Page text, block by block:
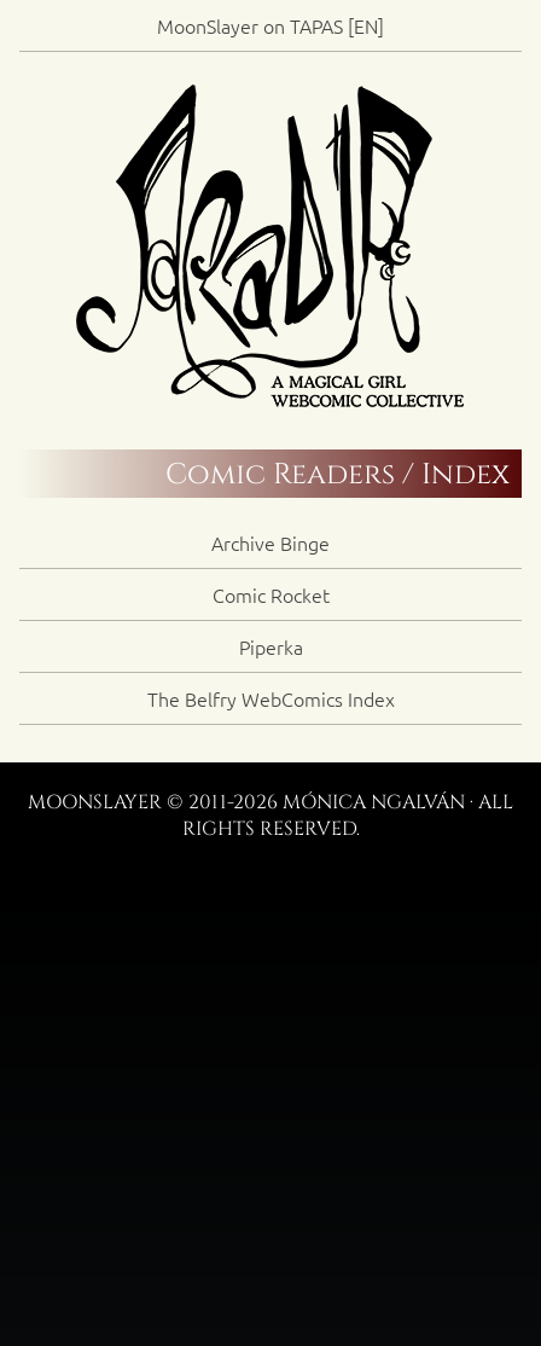
MoonSlayer on TAPAS [EN]
Comic Readers / Index
Archive Binge
Comic Rocket
Piperka
The Belfry WebComics Index
MOONSLAYER © 2011-2026 MÓNICA NGALVÁN · ALL
RIGHTS RESERVED.